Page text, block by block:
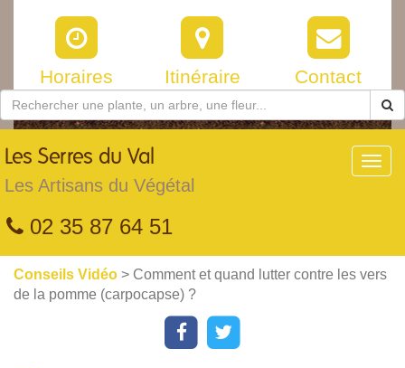
Horaires Itinéraire Contact
Les Serres du Val
Les Artisans du Végétal
02 35 87 64 51
Conseils Vidéo > Comment et quand lutter contre les vers
de la pomme (carpocapse) ?